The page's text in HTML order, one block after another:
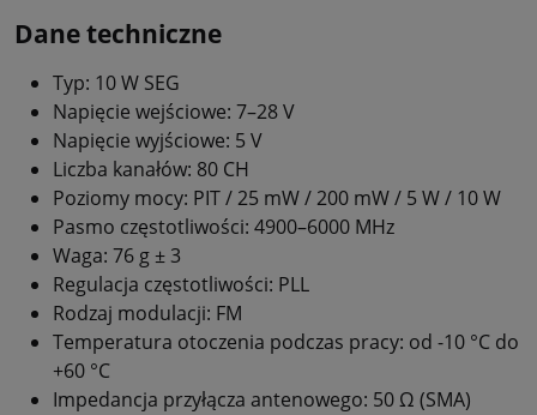
Dane techniczne
Typ: 10 W SEG
Napięcie wejściowe: 7–28 V
Napięcie wyjściowe: 5 V
Liczba kanałów: 80 CH
Poziomy mocy: PIT / 25 mW / 200 mW / 5 W / 10 W
Pasmo częstotliwości: 4900–6000 MHz
Waga: 76 g ± 3
Regulacja częstotliwości: PLL
Rodzaj modulacji: FM
Temperatura otoczenia podczas pracy: od -10 °C do
+60 °C
Impedancja przyłącza antenowego: 50 Ω (SMA)